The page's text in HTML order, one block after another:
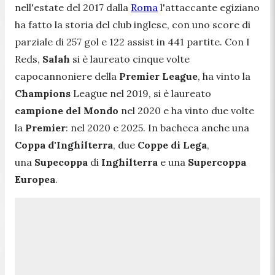
nell'estate del 2017 dalla Roma l'attaccante egiziano
ha fatto la storia del club inglese, con uno score di
parziale di 257 gol e 122 assist in 441 partite. Con I
Reds, Salah si è laureato cinque volte
capocannoniere della Premier League, ha vinto la
Champions League nel 2019, si è laureato
campione del Mondo nel 2020 e ha vinto due volte
la Premier: nel 2020 e 2025. In bacheca anche una
Coppa d'Inghilterra, due Coppe di Lega,
una Supecoppa di Inghilterra e una Supercoppa
Europea.